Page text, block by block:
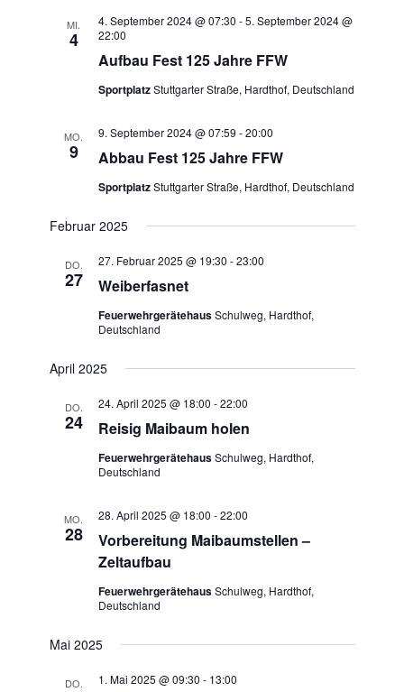
MI.
4
Aufbau Fest 125 Jahre FFW
4. September 2024 @ 07:30 -5. September 2024 @
22:00
SportplatzStuttgarter Straße, Hardthof, Deutschland
MO.
9 Abbau Fest 125 Jahre FFW
9. September 2024 @ 07:59 -20:00
SportplatzStuttgarter Straße, Hardthof, Deutschland
Februar 2025
DO.
27 Weiberfasnet
27. Februar 2025 @ 19:30 -23:00
FeuerwehrgerätehausSchulweg, Hardthof,
Deutschland
April 2025
DO.
24 Reisig Maibaum holen
24. April 2025 @ 18:00 -22:00
FeuerwehrgerätehausSchulweg, Hardthof,
Deutschland
MO.
28
Vorbereitung Maibaumstellen –
Zeltaufbau
28. April 2025 @ 18:00 -22:00
FeuerwehrgerätehausSchulweg, Hardthof,
Deutschland
Mai 2025
DO. 1. Mai 2025 @ 09:30 - 13:00